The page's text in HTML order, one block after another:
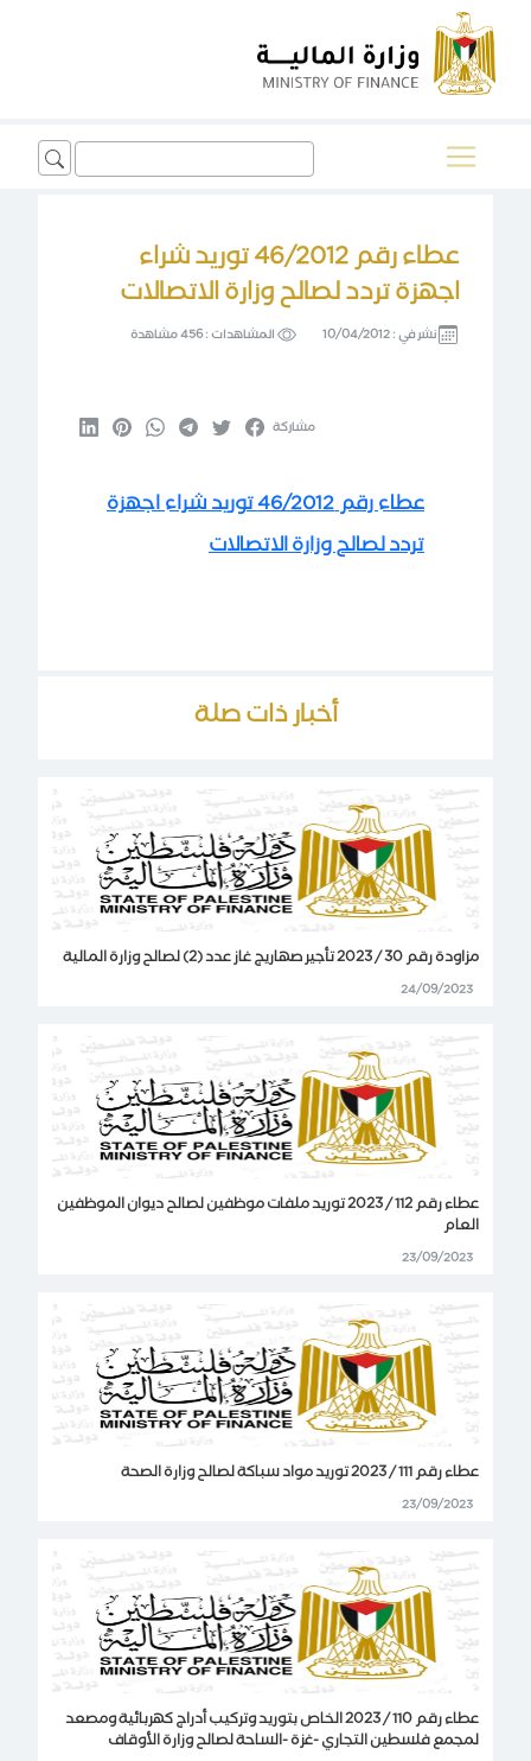
Search
for:
عطاء رقم 46/2012 توريد شراء
اجهزة تردد لصالح وزارة الاتصالات
نشر في :10/04/2012 المشاهدات :456 مشاهدة
مشاركة
عطاء رقم 46/2012 توريد شراء اجهزة
تردد لصالح وزارة الاتصالات
أخبار ذات صلة
مزاودة رقم 30 / 2023 تأجير صهاريج غاز عدد (2) لصالح وزارة المالية
24/09/2023
عطاء رقم 112 / 2023 توريد ملفات موظفين لصالح ديوان الموظفين
العام
23/09/2023
عطاء رقم 111 / 2023 توريد مواد سباكة لصالح وزارة الصحة
23/09/2023
عطاء رقم 110 / 2023 الخاص بتوريد وتركيب أدراج كهربائية ومصعد
لمجمع فلسطين التجاري -غزة -الساحة لصالح وزارة الأوقاف